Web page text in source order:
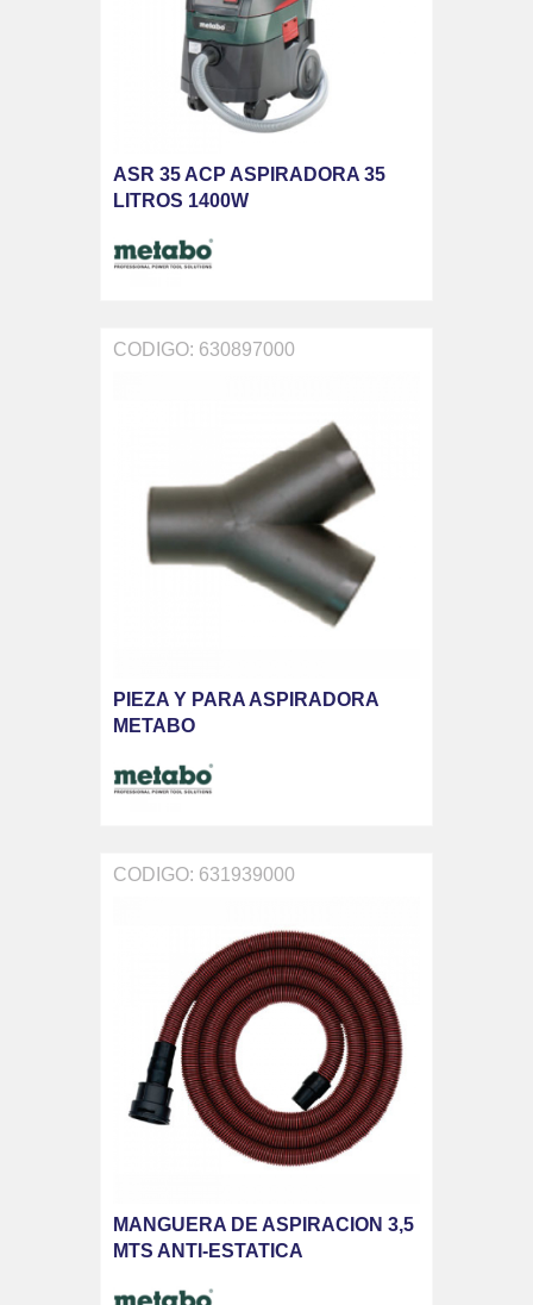
ASR 35 ACP ASPIRADORA 35
LITROS 1400W
CODIGO: 630897000
PIEZA Y PARA ASPIRADORA
METABO
CODIGO: 631939000
MANGUERA DE ASPIRACION 3,5
MTS ANTI-ESTATICA